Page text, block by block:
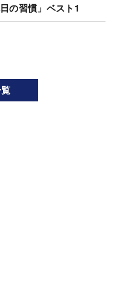
の習慣」ベスト1